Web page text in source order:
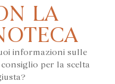
LA
informazioni sulle
per la scelta